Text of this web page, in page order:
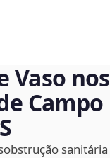
Vaso nos
Campo
sanitária